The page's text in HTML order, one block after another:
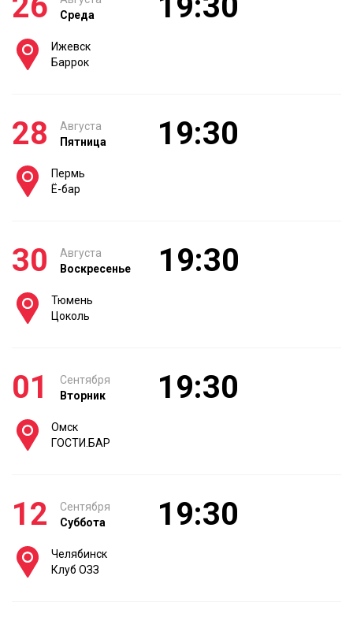
Среда
Ижевск
Баррок
28
Августа
Пятница
19:30
Пермь
Ё-бар
30
Августа
Воскресенье
19:30
Тюмень
Цоколь
01
Сентября
Вторник
19:30
Омск
ГОСТИ.БАР
12
Сентября
Суббота
19:30
Челябинск
Клуб ОЗЗ